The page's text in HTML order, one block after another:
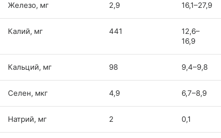
Железо, мг 2,9 16,1–27,9
Калий, мг 441
12,6–
16,9
Кальций, мг 98 9,4–9,8
Селен, мкг 4,9 6,7–8,9
Натрий, мг 2 0,1